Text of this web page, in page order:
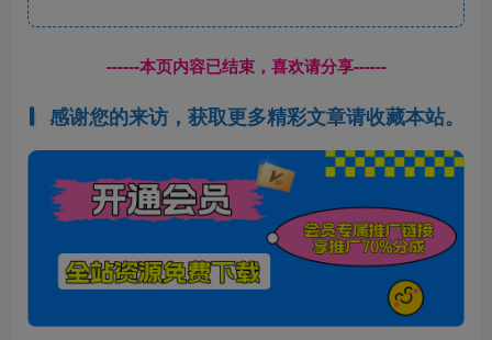
------本页内容已结束，喜欢请分享------
感谢您的来访，获取更多精彩文章请收藏本站。